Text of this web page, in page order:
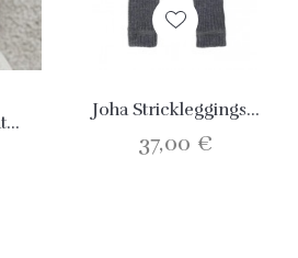
Joha Strickleggings...
37,00 €